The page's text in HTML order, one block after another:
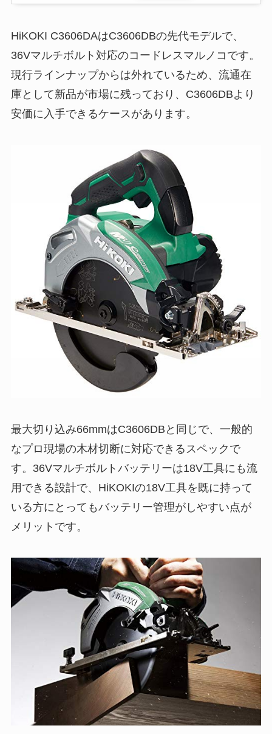
HiKOKI C3606DAはC3606DBの先代モデルで、
36Vマルチボルト対応のコードレスマルノコです。
現行ラインナップからは外れているため、流通在
庫として新品が市場に残っており、C3606DBより
安価に入手できるケースがあります。
最大切り込み66mmはC3606DBと同じで、一般的
なプロ現場の木材切断に対応できるスペックで
す。36Vマルチボルトバッテリーは18V工具にも流
用できる設計で、HiKOKIの18V工具を既に持って
いる方にとってもバッテリー管理がしやすい点が
メリットです。